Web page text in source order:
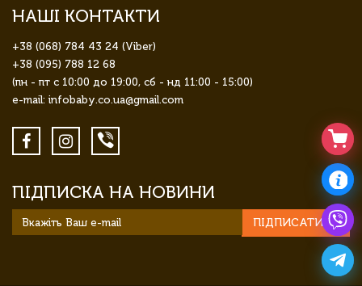
НАШІ КОНТАКТИ
+38 (068) 784 43 24 (Viber)
+38 (095) 788 12 68
(пн - пт с 10:00 до 19:00, сб - нд 11:00 - 15:00)
e-mail: infobaby.co.ua@gmail.com
ПІДПИСКА НА НОВИНИ
ПІДПИСАТИСЯ